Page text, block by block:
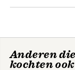
jezelf beginnen
Stap 7. Werk samen
Stap 8. Maak een
Anderen
kochten ook